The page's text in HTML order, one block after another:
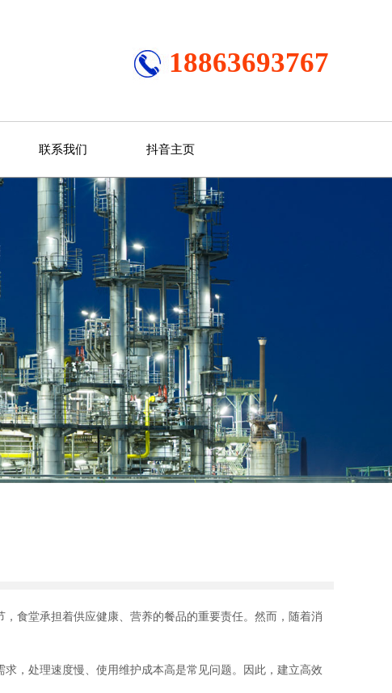
18863693767
联系我们 抖音主页
食堂承担着供应健康、营养的餐品的重要责任。然而，随着消
，处理速度慢、使用维护成本高是常见问题。因此，建立高效